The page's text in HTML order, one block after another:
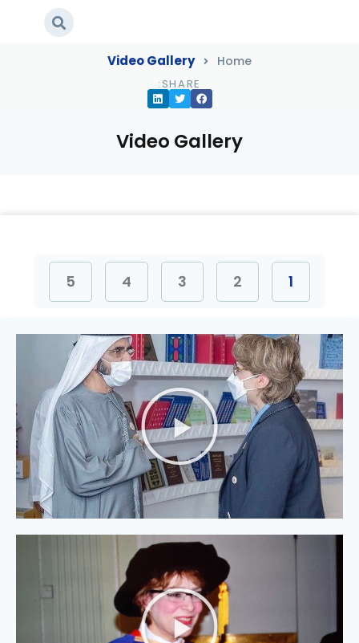
Home
Home
Video Gallery
SHARE:
Video Gallery
1
2
3
4
5
Mohammed bin Rashid: May God
protect our Yemen and the Arab world